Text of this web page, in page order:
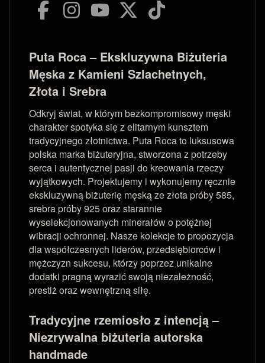
Puta Roca – Ekskluzywna Biżuteria
Męska z Kamieni Szlachetnych,
Złota i Srebra
Odkryj świat, w którym bezkompromisowy męski
charakter spotyka się z elitarnym kunsztem
tradycyjnego złotnictwa. Puta Roca to luksusowa
polska marka biżuteryjna, stworzona z potrzeby
serca i autentycznej pasji do kreowania rzeczy
wyjątkowych. Projektujemy i wykonujemy ręcznie
ekskluzywną biżuterię męską ze złota próby 585,
srebra próby 925 oraz starannie
wyselekcjonowanych minerałów o potężnej
wibracji ochronnej. Nasze kolekcje to propozycja
dla współczesnych liderów, przedsiębiorców i
mężczyzn sukcesu, którzy poprzez unikalne
dodatki pragną wyrazić swoją niezależność,
prestiż oraz wewnętrzną siłę.
Tradycyjne rzemiosło z intencją –
Niezrywalna biżuteria autorska
handmade